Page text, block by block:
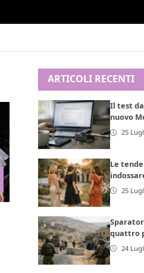
ARTICOLI RECENTI
Il test
nuovo
25
Le
25
quattro
24